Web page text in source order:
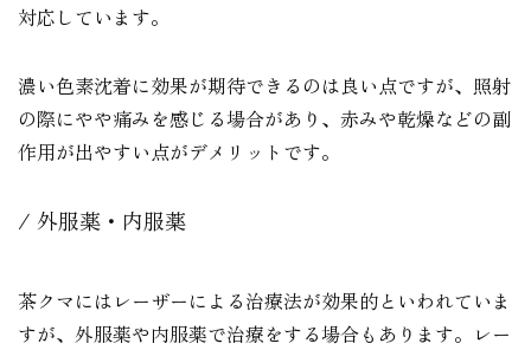
対応しています。
濃い色素沈着に効果が期待できるのは良い点ですが、照射
の際にやや痛みを感じる場合があり、赤みや乾燥などの副
作用が出やすい点がデメリットです。
外服薬・内服薬
茶クマにはレーザーによる治療法が効果的といわれていま
すが、外服薬や内服薬で治療をする場合もあります。レー